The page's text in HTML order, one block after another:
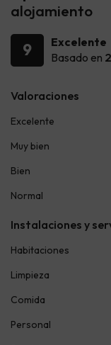
alojamiento
9
Excelente
Basado en